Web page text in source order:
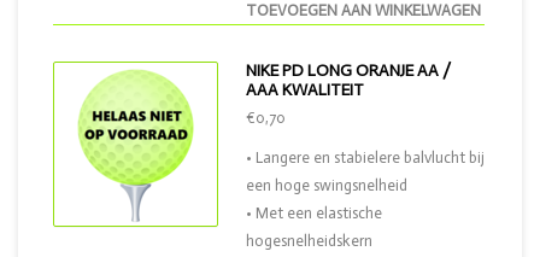
TOEVOEGEN AAN WINKELWAGEN
NIKE PD LONG ORANJE AA /
AAA KWALITEIT
€0,70
• Langere en stabielere balvlucht bij
een hoge swingsnelheid
• Met een elastische
hogesnelheidskern